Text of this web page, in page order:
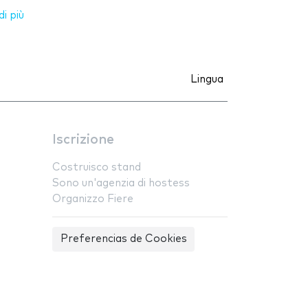
più
Lingua
Iscrizione
Costruisco stand
Sono un'agenzia di hostess
Organizzo Fiere
Preferencias de Cookies